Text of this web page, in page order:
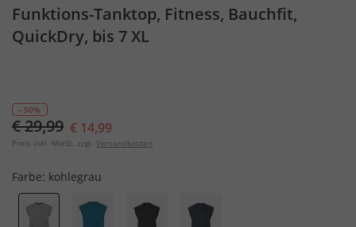
Funktions-Tanktop, Fitness, Bauchfit,
QuickDry, bis 7 XL
- 50%
€ 29,99 € 14,99
Preis inkl. MwSt. zzgl. Versandkosten
Farbe: kohlegrau